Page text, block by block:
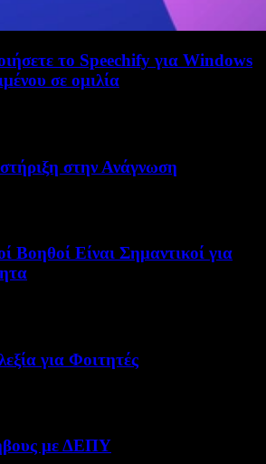
το Speechify για Windows
σε ομιλία
στην Ανάγνωση
Βοηθοί Είναι Σημαντικοί για
για Φοιτητές
με ΔΕΠΥ